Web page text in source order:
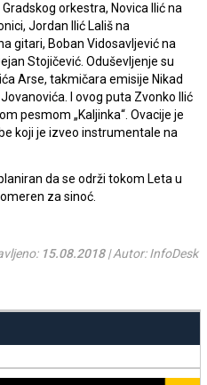
orkestra, Novica Ilić na
Jordan Ilić Lališ na
gitari, Boban Vidosavljević na
Stojičević. Oduševljenje su
Arse, takmičara emisije Nikad
I ovog puta Zvonko Ilić
pesmom „Kaljinka“. Ovacije je
koji je izveo instrumentale na
da se održi tokom Leta u
za sinoć.
15.08.2018| Autor: InfoDesk